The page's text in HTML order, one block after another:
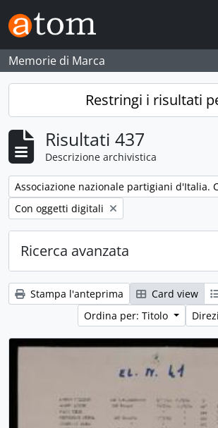
Skip to main content
Memorie di Marca
Restringi i risultati
Risultati 437
Descrizione archivistica
Remove filter:
Remove filter:
Con oggetti digitali
Ricerca avanzata
Stampa l'anteprima Card view
Ordina per: Titolo